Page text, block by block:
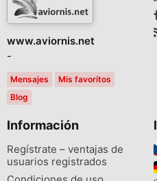
www.aviornis.net
-
Mensajes
Mis favoritos
Blog
Información
Regístrate – ventajas de
usuarios registrados